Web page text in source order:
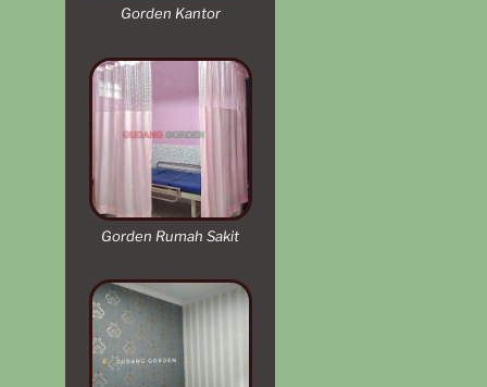
Gorden Kantor
Gorden Rumah Sakit